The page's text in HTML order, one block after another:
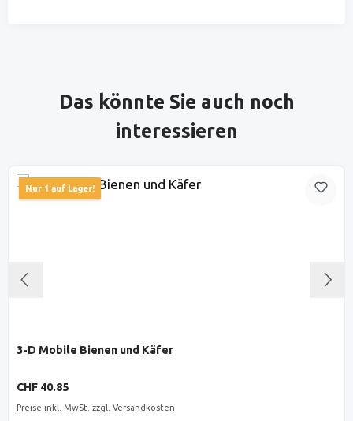
Produktgalerie überspringen
Das könnte Sie auch noch
interessieren
Nur 1 auf Lager!
3-D Mobile Bienen und Käfer
Regulärer Preis:
CHF 40.85
Preise inkl. MwSt. zzgl. Versandkosten